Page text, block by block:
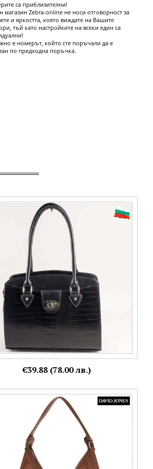
са приблизителни!
магазин Zebra-online не носи отговорност за
и яркостта, която виждате на Вашите
тъй като настройките на всеки един са
е номерът, който сте поръчали да е
по предходна поръчка.
дамска чанта в черен цвят с
кроко принт ch1337krch
€39.88 (78.00 лв.)
JONES дамска чанта в кафяв цвят с
перфорация cm8393k